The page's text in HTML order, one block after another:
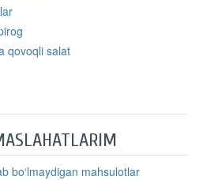
qovoqli salat
bo‘lmaydigan mahsulotlar